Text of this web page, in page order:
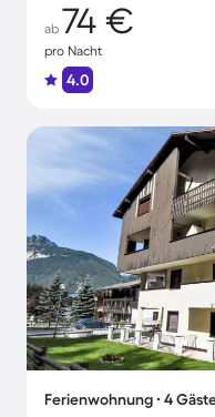
ab 74 €
pro Nacht
4.0
Ferienwohnung ∙ 4